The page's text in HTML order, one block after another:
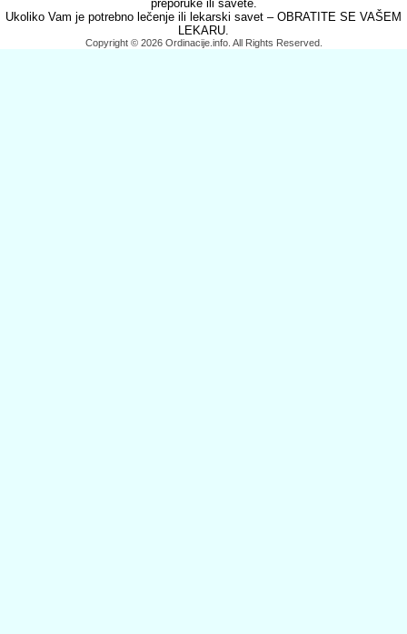
preporuke ili savete.
Ukoliko Vam je potrebno lečenje ili lekarski savet – OBRATITE SE VAŠEM
LEKARU.
Copyright © 2026 Ordinacije.info. All Rights Reserved.